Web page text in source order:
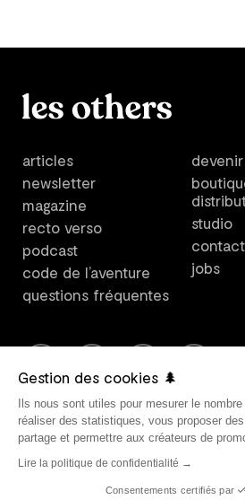
articles
newsletter
magazine
recto verso
podcast
code de l’aventure
questions fréquentes
studio
contact
jobs
Les Others est un plateforme créée
2021 Les Others SARL, tous droits
artistique par Les Others Studio.
Avant-Post. Développement web par
Vie privée•FAQ•CGV & CGU
Gestion des cookies 🌲
Ils nous sont utiles pour mesurer le nombre
réaliser des statistiques, vous proposer
partage et permettre aux créateurs de
Lire la politique de confidentialité →
Consentements certifiés par